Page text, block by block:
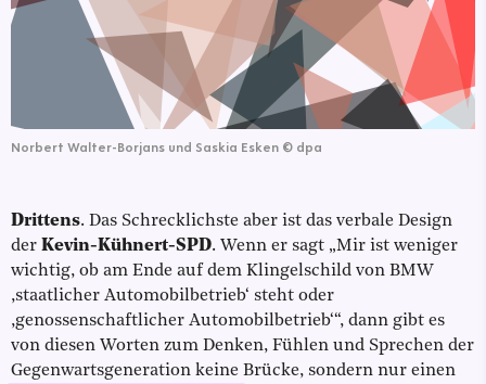
Norbert Walter-Borjans und Saskia Esken © dpa
Drittens. Das Schrecklichste aber ist das verbale Design
der Kevin-Kühnert-SPD. Wenn er sagt „Mir ist weniger
wichtig, ob am Ende auf dem Klingelschild von BMW
,staatlicher Automobilbetrieb‘ steht oder
,genossenschaftlicher Automobilbetrieb‘“, dann gibt es
von diesen Worten zum Denken, Fühlen und Sprechen der
Gegenwartsgeneration keine Brücke, sondern nur einen